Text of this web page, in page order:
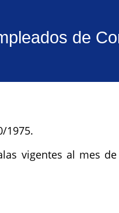
de
1975.
vigentes al mes